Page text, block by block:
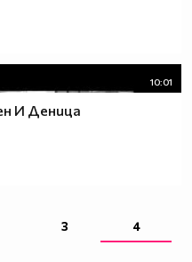
10:01
И Деница
3 4